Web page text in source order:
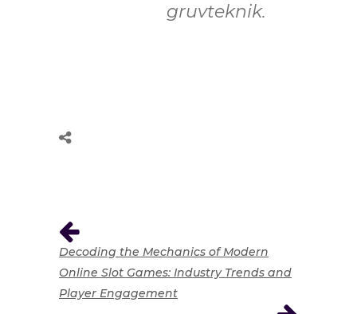
gruvteknik.
Decoding the Mechanics of Modern
Online Slot Games: Industry Trends and
Player Engagement